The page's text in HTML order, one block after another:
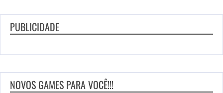
PUBLICIDADE
NOVOS GAMES PARA VOCÊ!!!